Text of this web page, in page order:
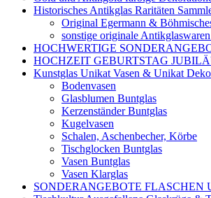
Historisches Antikglas Raritäten
Original Egermann &
sonstige originale
HOCHWERTIGE
HOCHZEIT GEBURTSTAG
Kunstglas Unikat Vasen & Unikat
Bodenvasen
Glasblumen Buntglas
Kerzenständer Buntglas
Kugelvasen
Schalen, Aschenbecher, Körbe
Tischglocken Buntglas
Vasen Buntglas
Vasen Klarglas
SONDERANGEBOTE FLASCHEN